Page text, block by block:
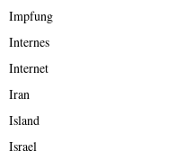
Impfung
Internes
Internet
Iran
Island
Israel